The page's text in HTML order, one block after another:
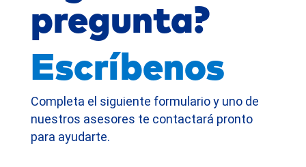
pregunta?
Escríbenos
Completa el siguiente formulario y uno de
nuestros asesores te contactará pronto
para ayudarte.